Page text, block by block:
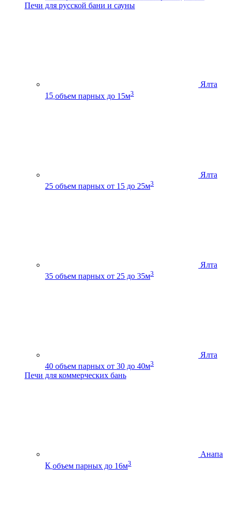
Печи для русской бани и сауны
Ялта
15 объем парных до 15м3
Ялта
25 объем парных от 15 до 25м3
Ялта
35 объем парных от 25 до 35м3
Ялта
40 объем парных от 30 до 40м3
Печи для коммерческих бань
Анапа
К объем парных до 16м3